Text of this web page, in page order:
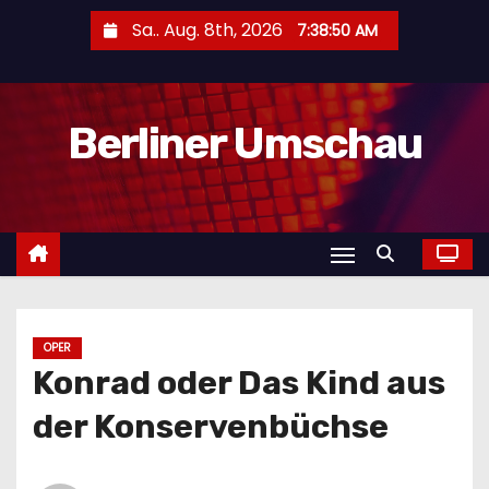
l
Sa.. Aug. 8th, 2026 7:38:51 AM
Berliner Umschau
OPER
Konrad oder Das Kind aus
der Konservenbüchse